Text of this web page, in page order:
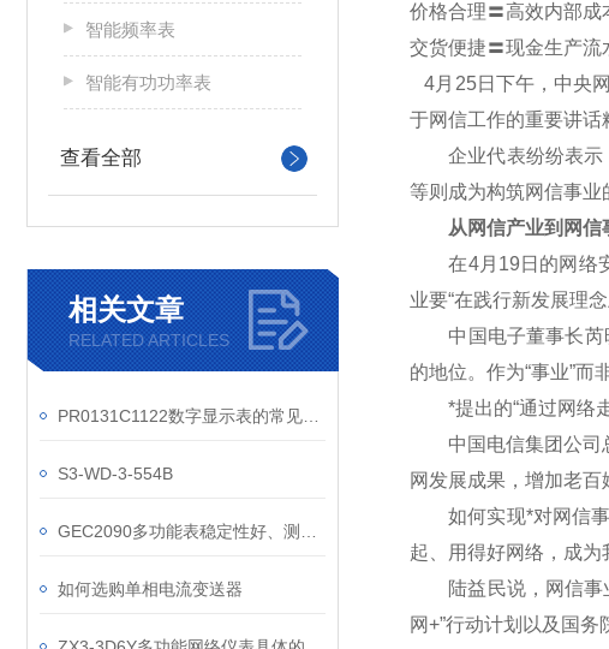
智能频率表
智能有功功率表
查看全部
相关文章
RELATED ARTICLES
S3-WD-3-554B
如何选购单相电流变送器
价格合理〓高效内部成
交货便捷〓现金生产流
4月25日下午，中央
于网信工作的重要讲话
企业代表纷纷表示，
等则成为构筑网信事业
从网信产业到网信
在4月19日的网络安
业要“在践行新发展理
中国电子董事长芮晓
的地位。作为“事业”而
*提出的“通过网络走
中国电信集团公司总
网发展成果，增加老百
如何实现*对网信事
起、用得好网络，成为
陆益民说，网信事业
网+”行动计划以及国